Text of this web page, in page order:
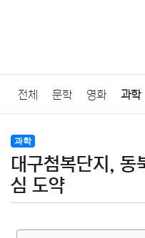
전체 문학 영화 과학
법률
질병 가요 방송 일상
과학
대구첨복단지, 동
심 도약